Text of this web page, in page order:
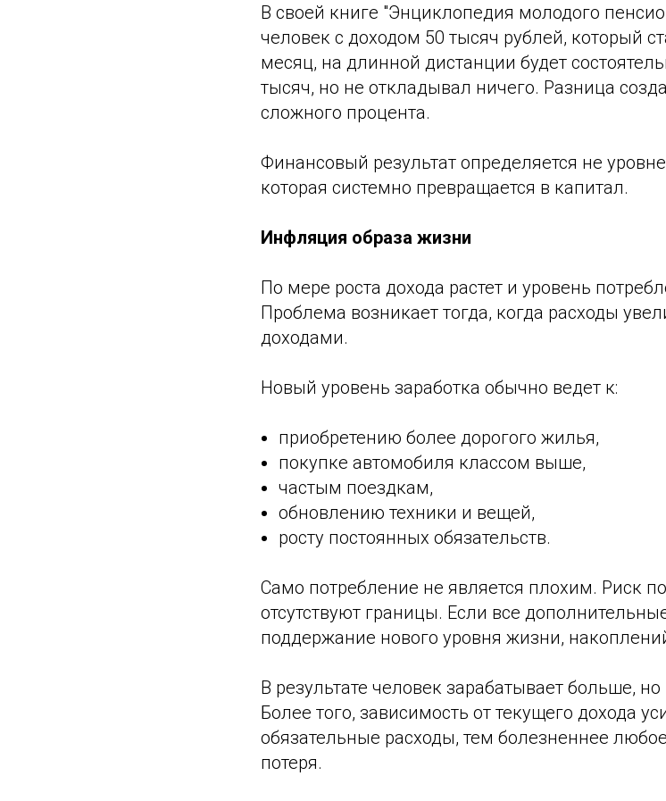
В своей книге "Энциклопедия молодого
человек с доходом 50 тысяч рублей, который
месяц, на длинной дистанции будет
тысяч, но не откладывал ничего. Разница
сложного процента.
Финансовый результат определяется не
которая системно превращается в капитал.
Инфляция образа жизни
По мере роста дохода растет и уровень
Проблема возникает тогда, когда расходы
доходами.
Новый уровень заработка обычно ведет к:
приобретению более дорогого жилья,
покупке автомобиля классом выше,
частым поездкам,
обновлению техники и вещей,
росту постоянных обязательств.
Само потребление не является плохим. Риск
отсутствуют границы. Если все
поддержание нового уровня жизни,
В результате человек зарабатывает больше, но
Более того, зависимость от текущего дохода
обязательные расходы, тем болезненнее
потеря.